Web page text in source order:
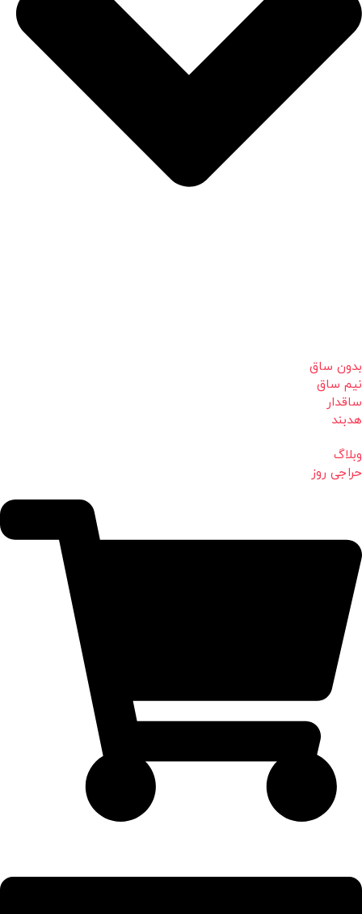
بدون ساق
نیم ساق
ساقدار
هدبند
وبلاگ
حراجی روز